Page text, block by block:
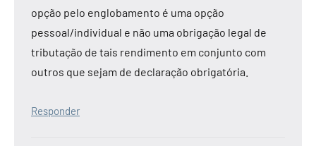
opção pelo englobamento é uma opção
pessoal/individual e não uma obrigação legal de
tributação de tais rendimento em conjunto com
outros que sejam de declaração obrigatória.
Responder